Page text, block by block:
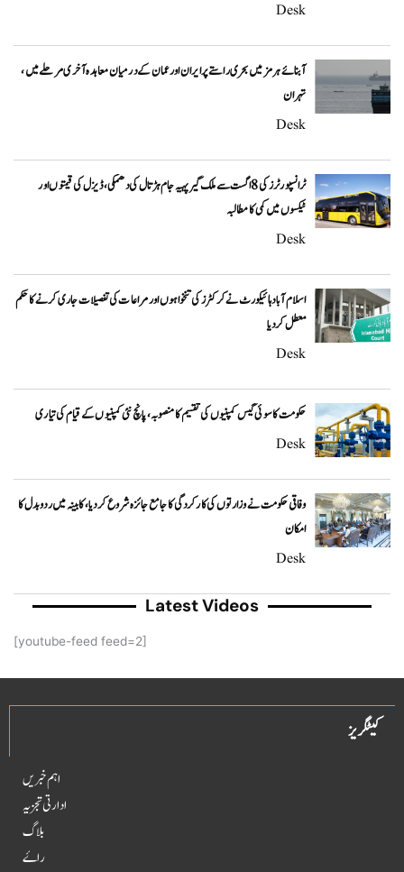
Desk
آبنائے ہرمز میں بحری راستے پر ایران اور عمان کے درمیان معاہدہ آخری مرحلے میں،
تہران
Desk
ٹرانسپورٹرز کی 8 اگست سے ملک گیر پہیہ جام ہڑتال کی دھمکی، ڈیزل کی قیمتوں اور
ٹیکسوں میں کمی کا مطالبہ
Desk
اسلام آباد ہائیکورٹ نے کرکٹرز کی تنخواہوں اور مراعات کی تفصیلات جاری کرنے کا حکم
معطل کر دیا
Desk
حکومت کا سوئی گیس کمپنیوں کی تقسیم کا منصوبہ، پانچ نئی کمپنیوں کے قیام کی تیاری
Desk
وفاقی حکومت نے وزارتوں کی کارکردگی کا جامع جائزہ شروع کر دیا، کابینہ میں ردوبدل کا
امکان
Desk
Latest Videos
[youtube-feed feed=2]
کیٹگریز
اہم خبریں
ادارتی تجزیہ
بلاگ
راۓ